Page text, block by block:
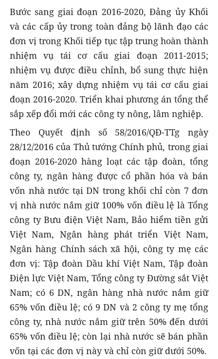
Bước sang giai đoạn 2016-2020, Đảng ủy Khối
và các cấp ủy trong toàn đảng bộ lãnh đạo các
đơn vị trong Khối tiếp tục tập trung hoàn thành
nhiệm vụ tái cơ cấu giai đoạn 2011-2015;
nhiệm vụ được điều chỉnh, bổ sung thực hiện
năm 2016; xây dựng nhiệm vụ tái cơ cấu giai
đoạn 2016-2020. Triển khai phương án tổng thể
sắp xếp đổi mới các công ty nông, lâm nghiệp.
Theo Quyết định số 58/2016/QĐ-TTg ngày
28/12/2016 của Thủ tướng Chính phủ, trong giai
đoạn 2016-2020 hàng loạt các tập đoàn, tổng
công ty, ngân hàng được cổ phần hóa và bán
vốn nhà nước tại DN trong khối chỉ còn 7 đơn
vị nhà nước nắm giữ 100% vốn điều lệ là Tổng
công ty Bưu điện Việt Nam, Bảo hiểm tiền gửi
Việt Nam, Ngân hàng phát triển Việt Nam,
Ngân hàng Chính sách xã hội, công ty mẹ các
đơn vị: Tập đoàn Dầu khí Việt Nam, Tập đoàn
Điện lực Việt Nam, Tổng công ty Đường sắt Việt
Nam; có 6 DN, ngân hàng nhà nước nắm giữ
65% vốn điều lệ; có 9 DN và 2 công ty mẹ tổng
công ty, nhà nước nắm giữ trên 50% đến dưới
65% vốn điều lệ; còn lại nhà nước sẽ bán phần
vốn tại các đơn vị này và chỉ còn giữ dưới 50%.